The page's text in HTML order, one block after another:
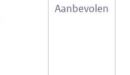
Aanbevolen